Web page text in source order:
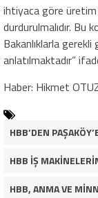
ihtiyaca göre üretim
durdurulmalıdır. Bu
Bakanlıklarla
anlatılmaktadır”
Haber: Hikmet
HBB’DEN
HBB İŞ
HBB, ANMA VE